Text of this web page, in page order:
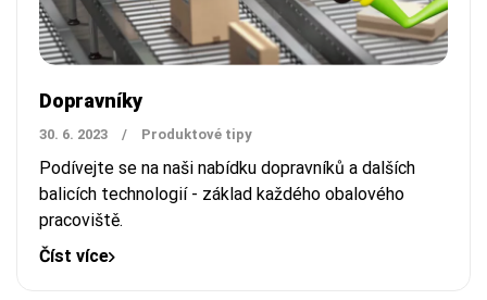
Dopravníky
30. 6. 2023 / Produktové tipy
Podívejte se na naši nabídku dopravníků a dalších
balicích technologií - základ každého obalového
pracoviště.
Číst více